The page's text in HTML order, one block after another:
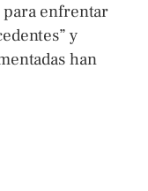
enfrentar
y
han